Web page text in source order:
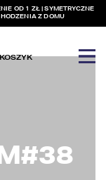
OD 1 ZŁ | SYMETRYCZNE
Z DOMU
KOSZYK